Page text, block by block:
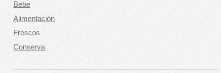
Bebe
Alimentación
Frescos
Conserva